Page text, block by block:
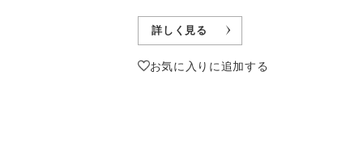
詳しく見る
お気に入りに追加する